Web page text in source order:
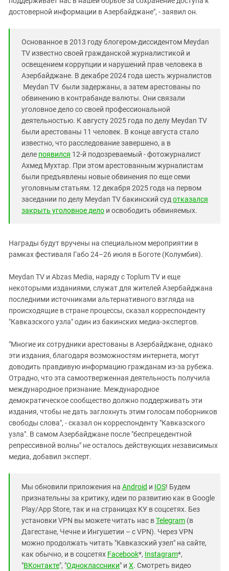
достоверной информации в Азербайджане", - заявил он.
Основанное в 2013 году блогером-диссидентом Meydan
TV известно своей гражданской журналистикой и
освещением коррупции и нарушений прав человека в
Азербайджане. В декабре 2024 года шесть журналистов
Meydan TV были задержаны, а затем арестованы по
обвинению в контрабанде валюты. Они связали
уголовное дело со своей профессиональной
деятельностью. К августу 2025 года по делу Meydan TV
были арестованы 11 человек. В конце августа стало
известно, что расследование завершено, а в
деле появился 12-й подозреваемый - фотожурналист
Ахмед Мухтар. При этом арестованным журналистам
были предъявлены новые обвинения по еще семи
уголовным статьям. 12 декабря 2025 года на первом
заседании по делу Meydan TV бакинский суд отказался
закрыть уголовное дело и освободить обвиняемых.
Награды будут вручены на специальном мероприятии в
рамках фестиваля Габо 24–26 июля в Боготе (Колумбия).
Meydan TV и Abzas Media, наряду с Toplum TV и еще
некоторыми изданиями, служат для жителей Азербайджана
последними источниками альтернативного взгляда на
происходящие в стране процессы, сказал корреспонденту
"Кавказского узла" один из бакинских медиа-экспертов.
"Многие их сотрудники арестованы в Азербайджане, однако
эти издания, благодаря возможностям интернета, могут
доводить правдивую информацию гражданам из-за рубежа.
Отрадно, что эта самоотверженная деятельность получила
международное признание. Международное
демократическое сообщество должно поддерживать эти
издания, чтобы не дать заглохнуть этим голосам поборников
свободы слова", - сказал он корреспонденту "Кавказского
узла". В самом Азербайджане после "беспрецедентной
репрессивной волны" не осталось действующих независимых
медиа, добавил эксперт.
Мы обновили приложения на Android и IOS! Будем
признательны за критику, идеи по развитию как в Google
Play/App Store, так и на страницах КУ в соцсетях. Без
установки VPN вы можете читать нас вTelegram (в
Дагестане, Чечне и Ингушетии – с VPN). Через VPN
можно продолжать читать "Кавказский узел" на сайте,
как обычно, и в соцсетях Facebook*, Instagram*,
"ВКонтакте", "Одноклассники" и X. Смотреть видео